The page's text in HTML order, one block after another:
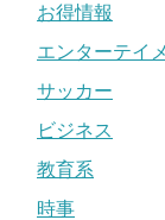
お得情報
エンターテイ
サッカー
ビジネス
教育系
時事